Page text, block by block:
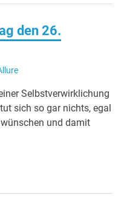
den 26.
Selbstverwirklichung
sich so gar nichts, egal
und damit